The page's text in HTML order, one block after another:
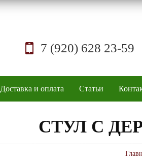
7 (920) 628 23-59
Доставка и оплата Статьи
СТУЛ С